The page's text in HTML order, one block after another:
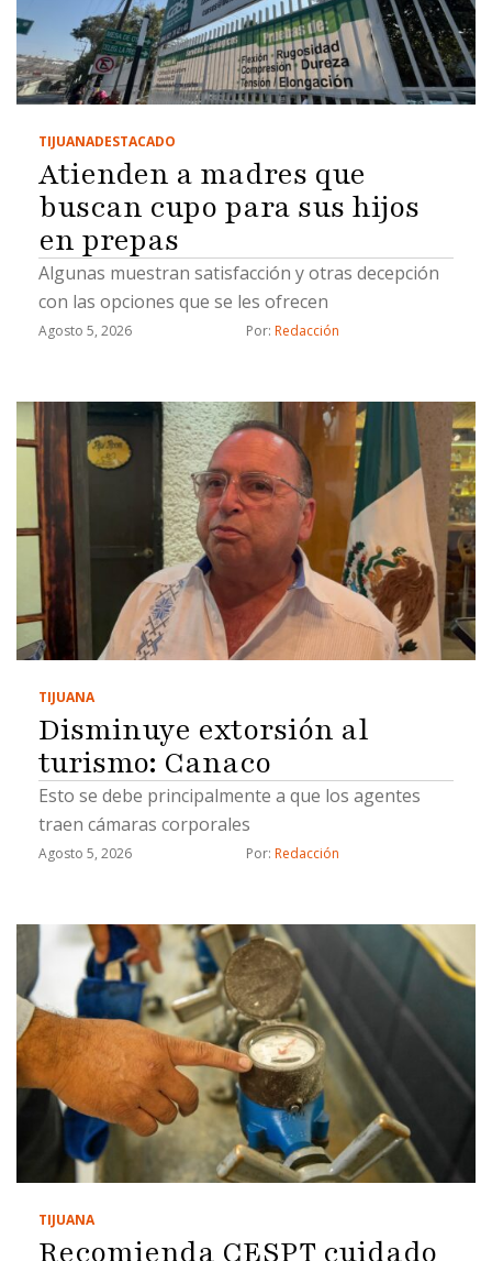
TIJUANADESTACADO
Atienden a madres que
buscan cupo para sus hijos
en prepas
Algunas muestran satisfacción y otras decepción
con las opciones que se les ofrecen
Agosto 5, 2026 Por: Redacción
TIJUANA
Disminuye extorsión al
turismo: Canaco
Esto se debe principalmente a que los agentes
traen cámaras corporales
Agosto 5, 2026 Por: Redacción
TIJUANA
Recomienda CESPT cuidado